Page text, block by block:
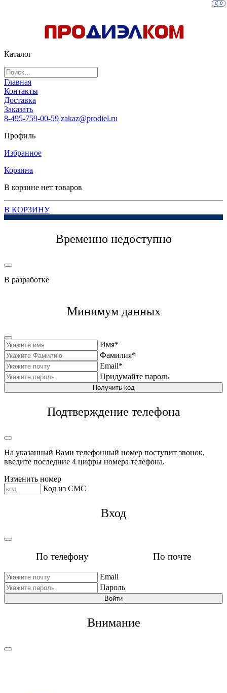
Каталог
Главная
Контакты
Доставка
Заказать
8-495-759-00-59 zakaz@prodiel.ru
Профиль
Избранное
0
Корзина
0
В корзине нет товаров
В КОРЗИНУ
Временно недоступно
В разработке
Минимум данных
Имя*
Фамилия*
Email*
Придумайте пароль
Получить код
Подтверждение телефона
На указанный Вами телефонный номер поступит звонок,
введите последние 4 цифры номера телефона.
Изменить номер
Код из СМС
Вход
По телефону По почте
Email
Пароль
Войти
Внимание